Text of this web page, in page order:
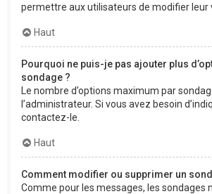
permettre aux utilisateurs de modifier leur
Haut
Pourquoi ne puis-je pas ajouter plus
sondage ?
Le nombre d’options maximum par
l’administrateur. Si vous avez besoin
contactez-le.
Haut
Comment modifier ou supprimer un
Comme pour les messages, les sondages